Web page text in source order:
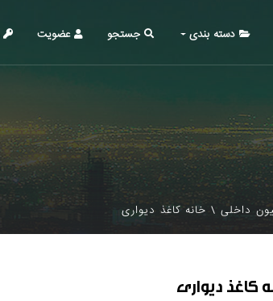
دسته بندی جستجو عضویت
داخلی \ خانه کاغذ دیواری
کاغذ دیواری